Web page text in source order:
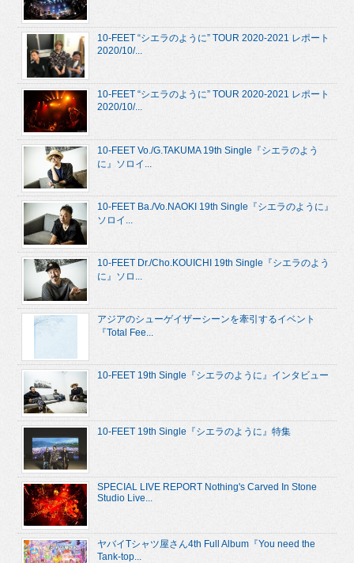
10-FEET “シエラのように” TOUR 2020-2021 レポート
2020/10/...
10-FEET “シエラのように” TOUR 2020-2021 レポート
2020/10/...
10-FEET Vo./G.TAKUMA 19th Single『シエラのよう
に』ソロイ...
10-FEET Ba./Vo.NAOKI 19th Single『シエラのように』
ソロイ...
10-FEET Dr./Cho.KOUICHI 19th Single『シエラのよう
に』ソロ...
アジアのシューゲイザーシーンを牽引するイベント
『Total Fee...
10-FEET 19th Single『シエラのように』インタビュー
10-FEET 19th Single『シエラのように』特集
SPECIAL LIVE REPORT Nothing's Carved In Stone
Studio Live...
ヤバイTシャツ屋さん4th Full Album『You need the
Tank-top...